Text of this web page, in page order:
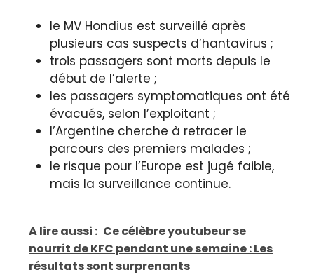
le MV Hondius est surveillé après
plusieurs cas suspects d’hantavirus ;
trois passagers sont morts depuis le
début de l’alerte ;
les passagers symptomatiques ont été
évacués, selon l’exploitant ;
l’Argentine cherche à retracer le
parcours des premiers malades ;
le risque pour l’Europe est jugé faible,
mais la surveillance continue.
A lire aussi : Ce célèbre youtubeur se
nourrit de KFC pendant une semaine : Les
résultats sont surprenants